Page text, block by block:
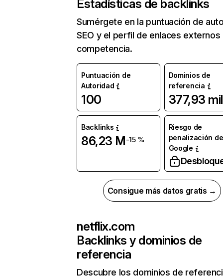
Estadísticas de backlinks
Sumérgete en la puntuación de
SEO y el perfil de enlaces externos
competencia.
Puntuación de
Autoridad
100
Dominios de
referencia
377,93 mil
Backlinks
86,23 M-15 %
Riesgo de
penalización de
Google
Consigue más datos gratis →
netflix.com
Backlinks y dominios de
referencia
Descubre los dominios de